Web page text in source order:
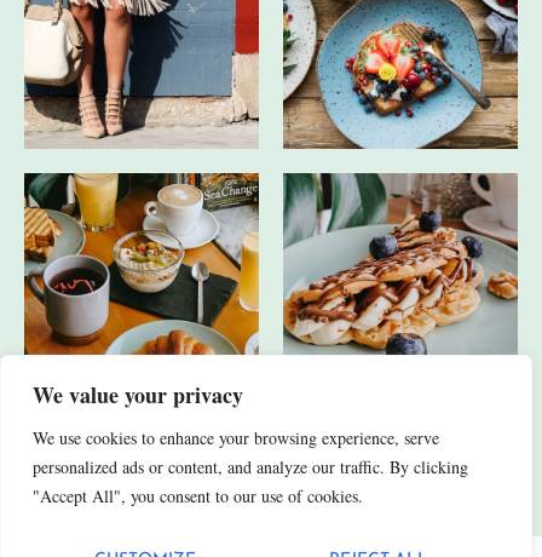
We value your privacy
We use cookies to enhance your browsing experience, serve
personalized ads or content, and analyze our traffic. By clicking
"Accept All", you consent to our use of cookies.
JA, ICH HABE AUCH ANDERE SOCIAL-MEDIA-KANÄLE.